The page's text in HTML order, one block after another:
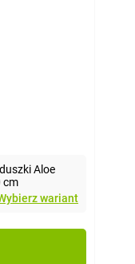
Aloe
cm
wariant